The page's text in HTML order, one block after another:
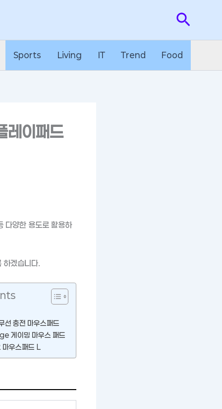
검
색
Sports Living IT Trend Food
레이패드
다양한 용도로 활용하
하겠습니다.
충전 마우스패드
게이밍 마우스 패드
우스패드 L